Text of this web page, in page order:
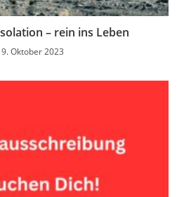
– rein ins Leben
9. Oktober 2023